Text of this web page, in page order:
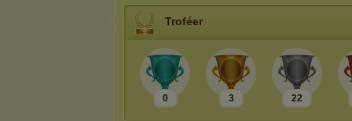
Troféer
0 3 22